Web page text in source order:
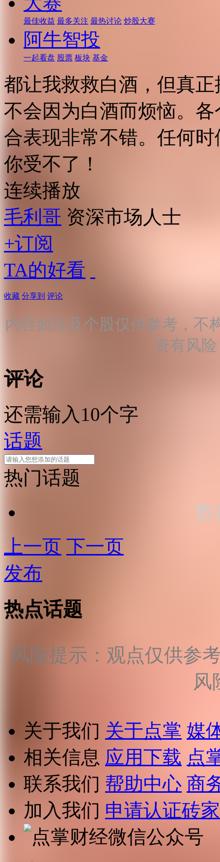
最佳收益 最多关注 最热讨论 炒股大赛
阿牛智投
一起看盘 股票 板块 基金
都让我救救白酒，但真
不会因为白酒而烦恼。
合表现非常不错。任何
你受不了！
连续播放
毛利哥 资深市场人士
+订阅
TA的好看
收藏 分享到 评论
内容如涉及个股仅供参考，不
资有风
评论
还需输入10个字
话题
热门话题
数
上一页 下一页
发布
热点话题
风险提示：观点仅供参
风
关于我们 关于点掌 媒
相关信息 应用下载 点
联系我们 帮助中心 商
加入我们 申请认证砖家